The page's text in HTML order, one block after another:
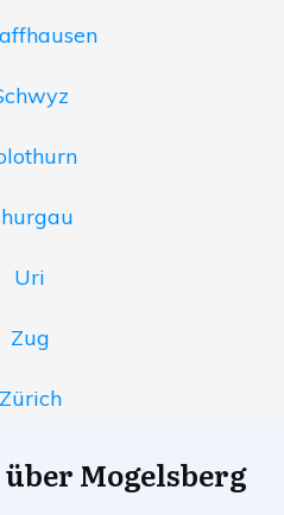
Uri
Zug
Zürich
Mogelsberg